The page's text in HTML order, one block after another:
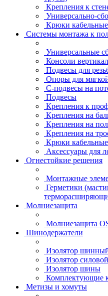
Крепления к
Универсально-
Крюки
Системы монтажа к
Универсальные
Консоли
Подвесы для
Опоры для
С-подвесы на
Подвесы
Крепления к
Крепления на
Крепления на пол
Крепления на
Крюки
Аксессуары для
Огнестойкие решения
Монтажные
Герметики
Молниезащита
Молниезащита
Шинодержатели
Изолятор
Изолятор силовой
Изолятор шины
Комплектующие
Метизы и хомуты